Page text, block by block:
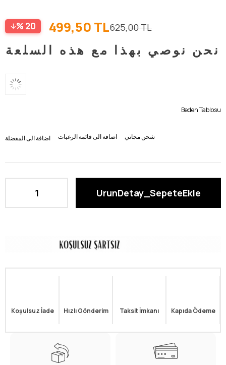
20 625,00 TL
499,50 TL
نحن نوصي بهذا مع هذه السلعة
Beden Tablosu
اضافة الى المفضلة اضافة الى قائمة الرغبات شحن مجاني
Koşulsuz İade Hızlı Gönderim Taksit İmkanı Kapıda Ödeme